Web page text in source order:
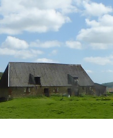
[MONTRER SOUS